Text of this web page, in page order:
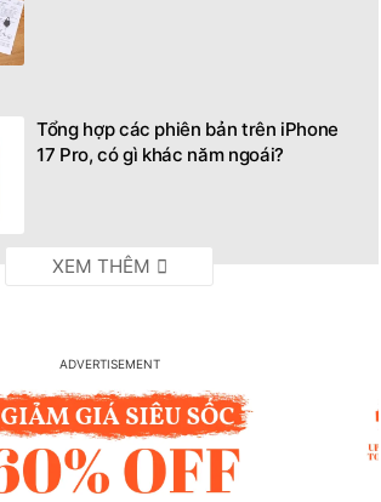
Tổng hợp các phiên bản trên iPhone
17 Pro, có gì khác năm ngoái?